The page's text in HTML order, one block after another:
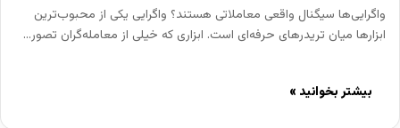
واگرایی‌ها سیگنال واقعی معاملاتی هستند؟ واگرایی یکی از محبوب‌ترین
ابزارها میان تریدرهای حرفه‌ای است. ابزاری که خیلی از معامله‌گران تصور…
بیشتر بخوانید »